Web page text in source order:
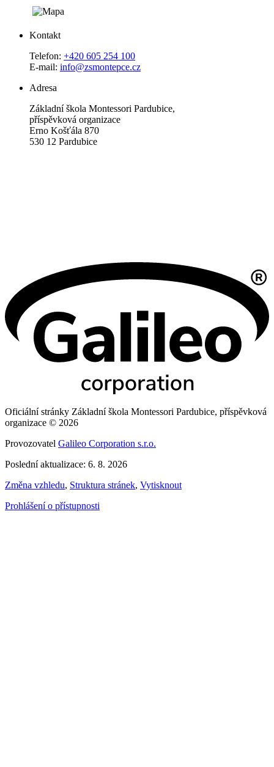
Kontakt
Telefon: +420 605 254 100
E-mail: info@zsmontepce.cz
Adresa
Základní škola Montessori Pardubice,
příspěvková organizace
Erno Košťála 870
530 12 Pardubice
Oficiální stránky Základní škola Montessori Pardubice, příspěvková
organizace © 2026
Provozovatel Galileo Corporation s.r.o.
Poslední aktualizace: 6. 8. 2026
Změna vzhledu, Struktura stránek, Vytisknout
Prohlášení o přístupnosti